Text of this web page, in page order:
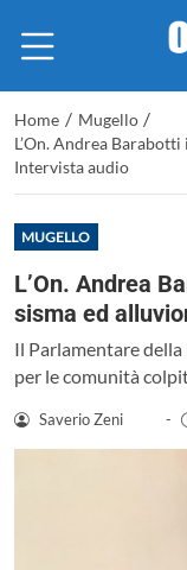
Home / Mugello /
L’On. Andrea
Intervista audio
MUGELLO
L’On. Andrea
sisma ed
Il Parlamentare
per le comunità
Saverio Zeni -